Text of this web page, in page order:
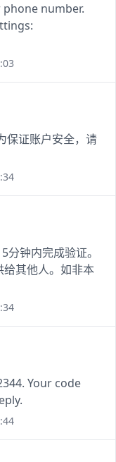
number.
保证账户安全，请
分钟内完成验证。
其他人。如非本
Your code